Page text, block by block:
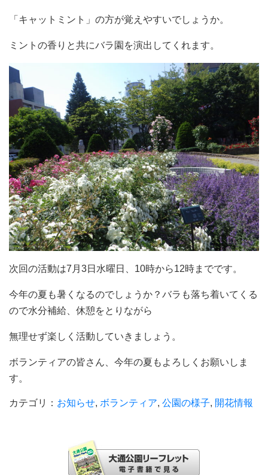
「キャットミント」の方が覚えやすいでしょうか。
ミントの香りと共にバラ園を演出してくれます。
次回の活動は7月3日水曜日、10時から12時までです。
今年の夏も暑くなるのでしょうか？バラも落ち着いてくる
ので水分補給、休憩をとりながら
無理せず楽しく活動していきましょう。
ボランティアの皆さん、今年の夏もよろしくお願いしま
す。
カテゴリ： お知らせ, ボランティア, 公園の様子, 開花情報